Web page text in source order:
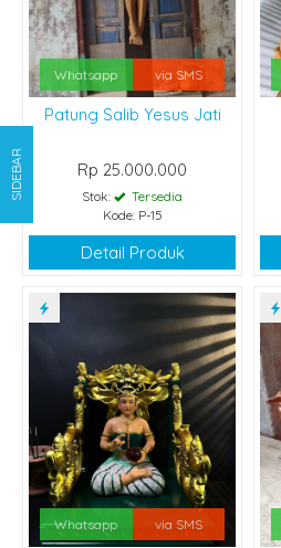
Whatsapp via SMS
Patung Salib Yesus Jati
Rp 25.000.000
Stok:
Tersedia
Kode: P-15
Detail Produk
Whatsapp via SMS
SIDEBAR